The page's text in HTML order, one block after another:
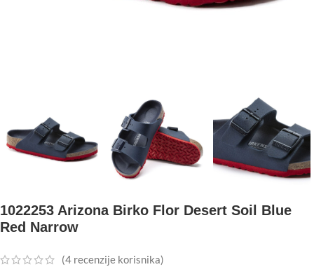
1022253 Arizona Birko Flor Desert Soil Blue
Red Narrow
(4 recenzije korisnika)